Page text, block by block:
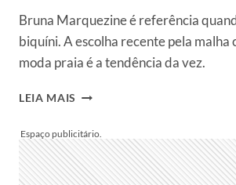
Bruna Marquezine é referência
biquíni. A escolha recente pela malha
moda praia é a tendência da vez.
LEIA MAIS BIQUÍNI
MARQUEZINE
REVIVE
O